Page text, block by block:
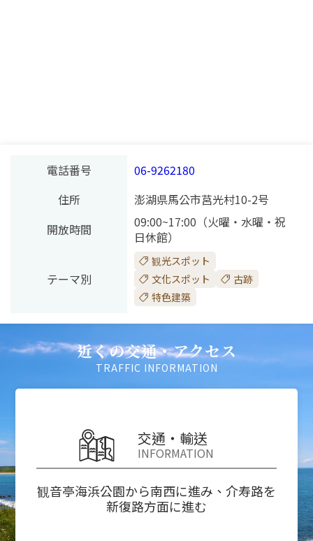
電話番号
06-9262180
住所
澎湖県馬公市莒光村10-2号
開放時間
09:00~17:00（火曜・水曜・祝
日休館）
テーマ別
観光スポット
文化スポット
古跡
特色建築
近くの交通・アクセス
TRAFFIC INFORMATION
交通・輸送
INFORMATION
観音亭海浜公園から南西に進み、介寿路を
新復路方面に進む